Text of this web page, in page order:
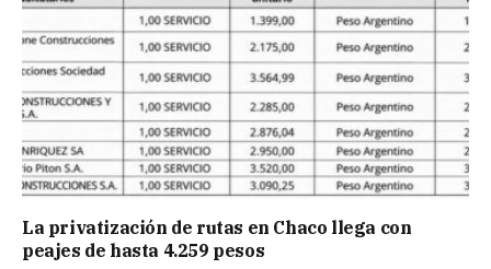
La privatización de rutas en Chaco llega con
peajes de hasta 4.259 pesos